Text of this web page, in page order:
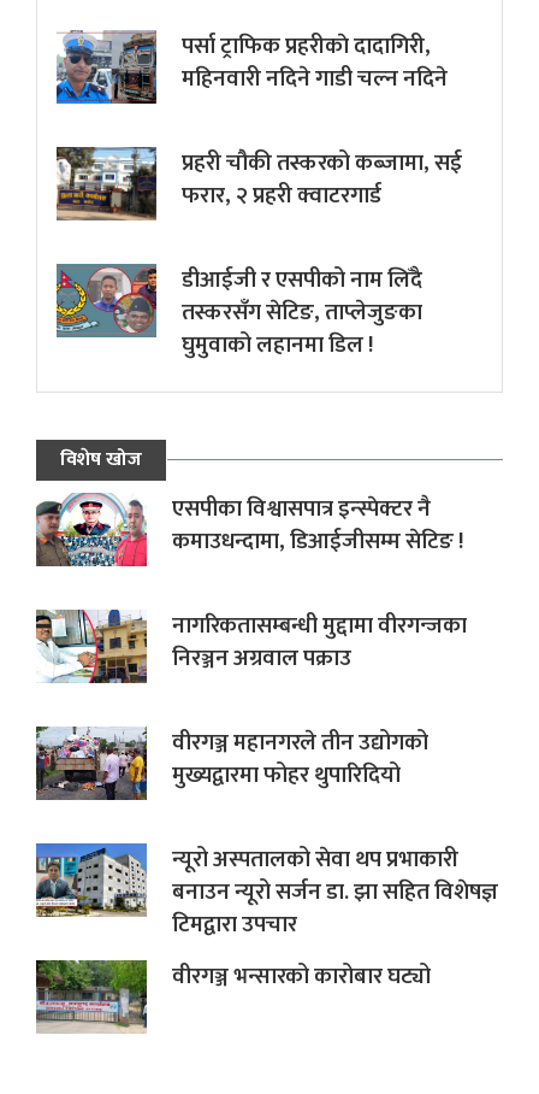
पर्सा ट्राफिक प्रहरीकाे दादागिरी,
महिनवारी नदिने गाडी चल्न नदिने
प्रहरी चौकी तस्करको कब्जामा, सई
फरार, २ प्रहरी क्वाटरगार्ड
डीआईजी र एसपीको नाम लिँदै
तस्करसँग सेटिङ, ताप्लेजुङका
घुमुवाको लहानमा डिल !
विशेष खोज
एसपीका विश्वासपात्र इन्स्पेक्टर नै
कमाउधन्दामा, डिआईजीसम्म सेटिङ !
नागरिकतासम्बन्धी मुद्दामा वीरगन्जका
निरञ्जन अग्रवाल पक्राउ
वीरगञ्ज महानगरले तीन उद्योगको
मुख्यद्वारमा फोहर थुपारिदियो
न्यूरो अस्पतालको सेवा थप प्रभाकारी
बनाउन न्यूरो सर्जन डा. झा सहित विशेषज्ञ
टिमद्वारा उपचार
वीरगञ्ज भन्सारको कारोबार घट्यो